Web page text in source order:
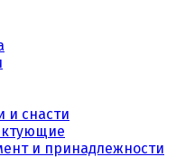
и снасти
и принадлежности